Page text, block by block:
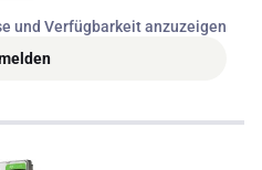
und Verfügbarkeit anzuzeigen